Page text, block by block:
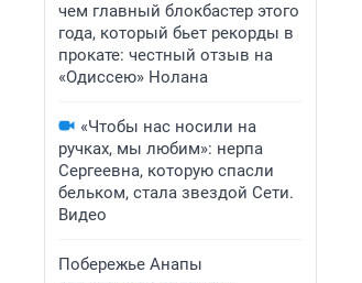
чем главный блокбастер этого
года, который бьет рекорды в
прокате: честный отзыв на
«Одиссею» Нолана
«Чтобы нас носили на
ручках, мы любим»: нерпа
Сергеевна, которую спасли
бельком, стала звездой Сети.
Видео
Побережье Анапы